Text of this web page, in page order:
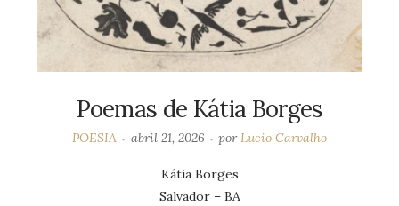
Poemas de Kátia Borges
POESIA abril 21, 2026 porLucio Carvalho
Kátia Borges
Salvador – BA